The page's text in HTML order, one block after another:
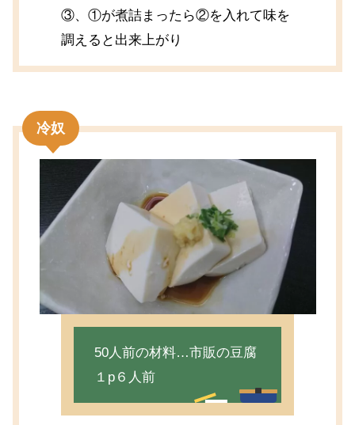
③、①が煮詰まったら②を入れて味を
調えると出来上がり
冷奴
50人前の材料…市販の豆腐
１p６人前